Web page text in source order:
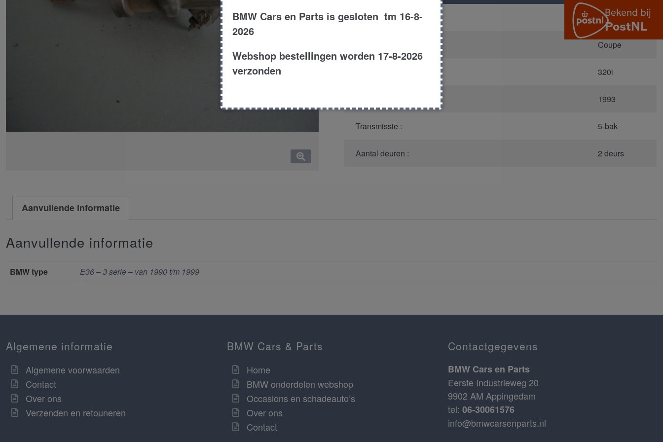
Model : E36
Coupe
320i
1993
Transmissie : 5-bak
Aantal deuren : 2 deurs
Aanvullende informatie
Aanvullende informatie
BMW type E36 – 3 serie – van 1990 t/m 1999
Algemene informatie
Algemene voorwaarden
Contact
Over ons
Verzenden en retouneren
BMW Cars & Parts
Home
BMW onderdelen webshop
Occasions en schadeauto’s
Over ons
Contact
Contactgegevens
BMW Cars en Parts
Eerste Industrieweg 20
9902 AM Appingedam
tel: 06-30061576
info@bmwcarsenparts.nl
BMW Cars en Parts is gesloten tm 16-8-
2026
Webshop bestellingen worden 17-8-2026
verzonden